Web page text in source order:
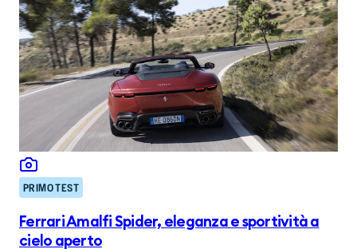
PRIMO TEST
Ferrari Amalfi Spider, eleganza e sportività a
cielo aperto